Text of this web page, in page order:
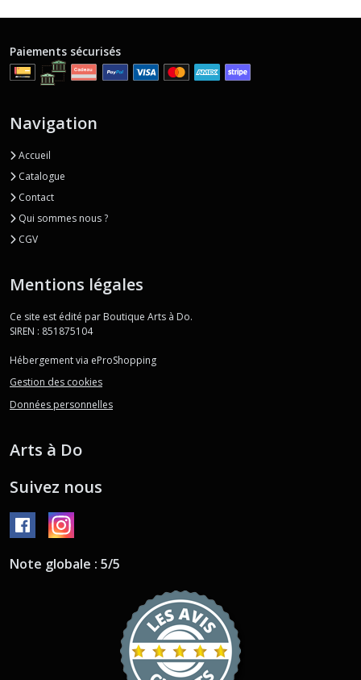
Paiements sécurisés
Navigation
Accueil
Catalogue
Contact
Qui sommes nous ?
CGV
Mentions légales
Ce site est édité par Boutique Arts à Do.
SIREN : 851875104
Hébergement via eProShopping
Gestion des cookies
Données personnelles
Arts à Do
Suivez nous
Note globale : 5/5